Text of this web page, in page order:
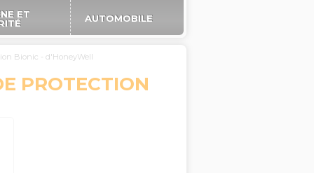
ET
AUTOMOBILE
Bionic - d'HoneyWell
PROTECTION